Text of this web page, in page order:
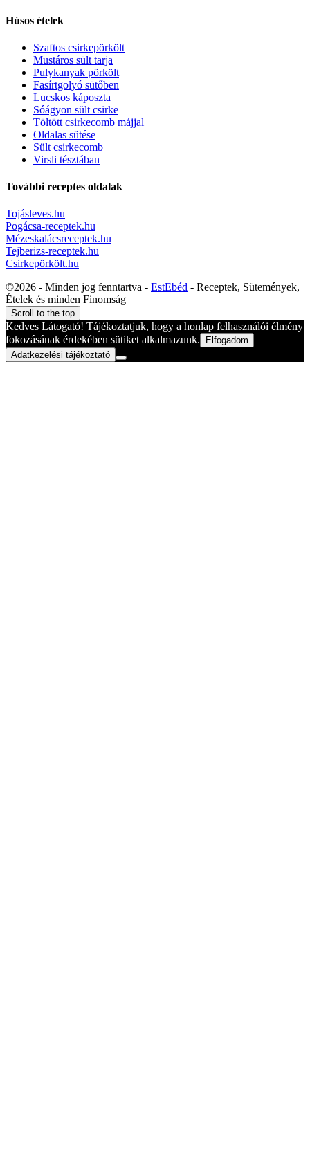
Húsos ételek
Szaftos csirkepörkölt
Mustáros sült tarja
Pulykanyak pörkölt
Fasírtgolyó sütőben
Lucskos káposzta
Sóágyon sült csirke
Töltött csirkecomb májjal
Oldalas sütése
Sült csirkecomb
Virsli tésztában
További receptes oldalak
Tojásleves.hu
Pogácsa-receptek.hu
Mézeskalácsreceptek.hu
Tejberizs-receptek.hu
Csirkepörkölt.hu
©2026 - Minden jog fenntartva - EstEbéd - Receptek, Sütemények,
Ételek és minden Finomság
Scroll to the top
Kedves Látogató! Tájékoztatjuk, hogy a honlap felhasználói élmény
fokozásának érdekében sütiket alkalmazunk.
Elfogadom
Adatkezelési tájékoztató